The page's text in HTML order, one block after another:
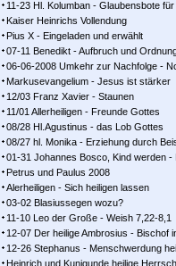
11-23 Hl. Kolumban - Glaubensbote
Kaiser Heinrichs Vollendung
Pius X - Eingeladen und erwählt
07-11 Benedikt - Aufbruch und
06-06-2008 Umkehr zur Nachfolge -
Markusevangelium - Jesus ist stärker
12/03 Franz Xavier - Staunen
11/01 Allerheiligen - Freunde Gottes
08/28 Hl.Agustinus - das Lob Gottes
08/27 hl. Monika - Erziehung durch
01-31 Johannes Bosco, Kind werden -
Petrus und Paulus 2008
Alerheiligen - Sich heiligen lassen
03-02 Blasiussegen wozu?
11-10 Leo der Große - Weish 7,22-8,1
12-07 Der heilige Ambrosius - Bischof
12-26 Stephanus - Menschwerdung
Heinrich und Kunigunde heilige